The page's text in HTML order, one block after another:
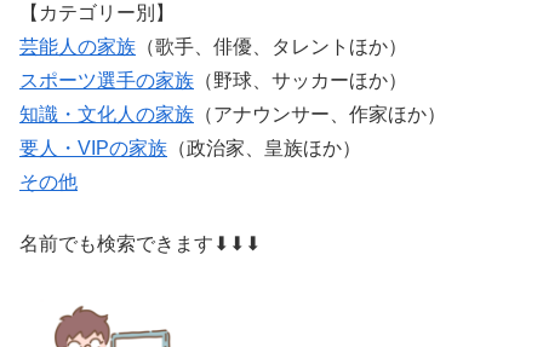
【カテゴリー別】
芸能人の家族 （歌手、俳優、タレントほか）
スポーツ選手の家族 （野球、サッカーほか）
知識・文化人の家族 （アナウンサー、作家ほか）
要人・VIPの家族 （政治家、皇族ほか）
その他
名前でも検索できます⬇⬇⬇